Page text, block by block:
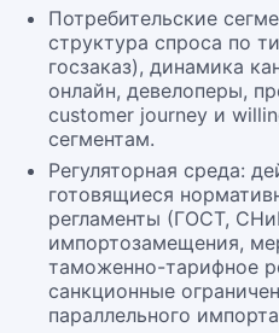
Потребительские
структура спроса по
госзаказ), динамика
онлайн, девелоперы,
customer journey и
сегментам.
Регуляторная среда:
готовящиеся
регламенты (ГОСТ,
импортозамещения,
таможенно-тарифное
санкционные
параллельного